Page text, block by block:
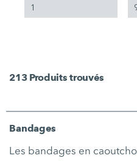
213 Produits trouvés
Bandages
Les bandages en